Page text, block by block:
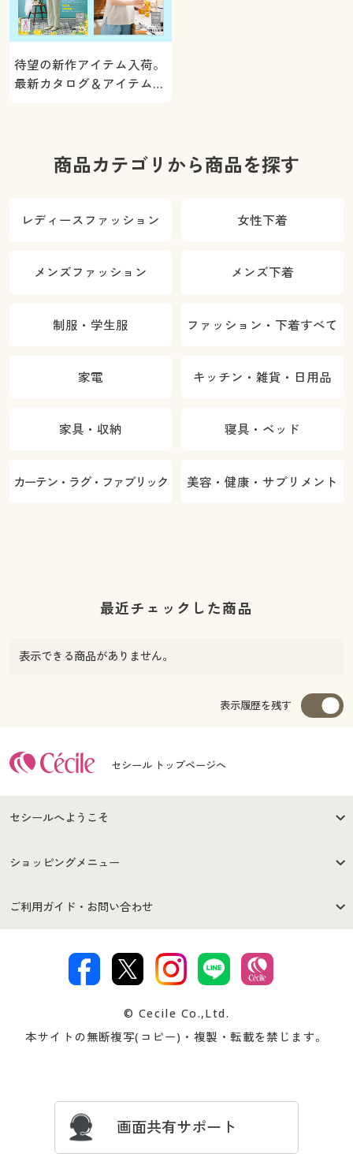
待望の新作アイテム入荷。
最新カタログ＆アイテムを
商品カテゴリから商品を探す
レディースファッション 女性下着
メンズファッション メンズ下着
制服・学生服 ファッション・下着すべて
家電 キッチン・雑貨・日用品
家具・収納 寝具・ベッド
カーテン・ラグ・ファブリック 美容・健康・サプリメント
最近チェックした商品
表示できる商品がありません。
表示履歴を残す
セシール トップページへ
セシールへようこそ
はじめての方へ
セシールご利用規約
著作権・商標について 会社案内
ショッピングメニュー
商品カテゴリ
プレゼント＆キャンペーン サイトマップ
ご利用ガイド・お問い合わせ
交換・返品は お支払は
ついて
忘れの場合
© Cecile Co.,Ltd.
本サイトの無断複写(コピー)・複製・転載を禁じます。
画面共有サポート